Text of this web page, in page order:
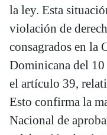
la ley. Esta
violación de
consagrados en la
Dominicana del
el artículo 39,
Esto confirma la
Nacional de